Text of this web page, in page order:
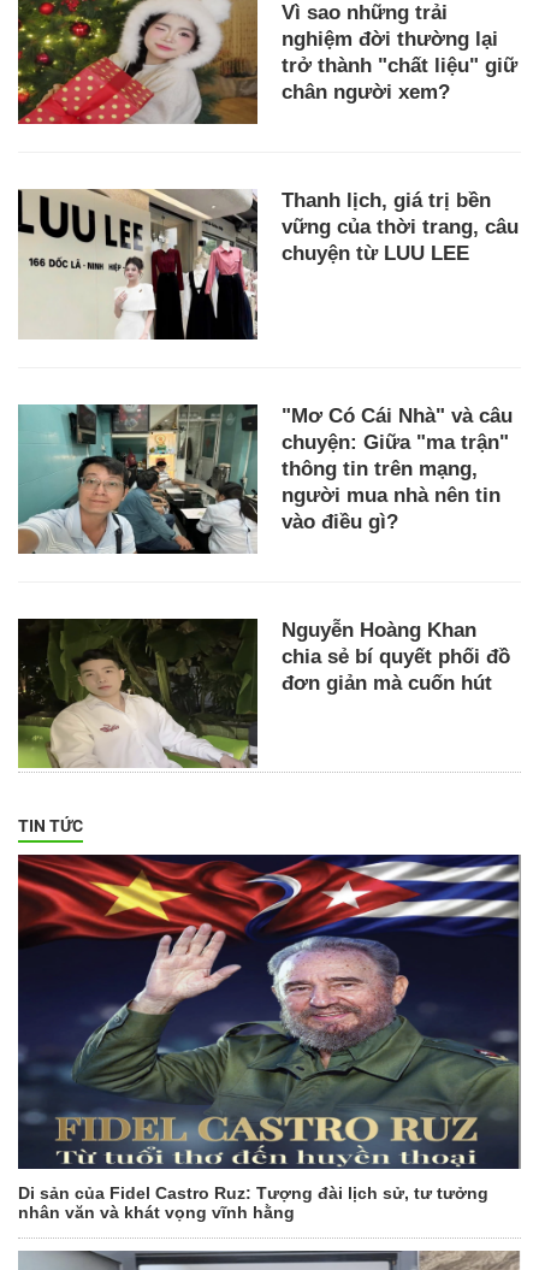
Vì sao những trải
nghiệm đời thường lại
trở thành "chất liệu" giữ
chân người xem?
Thanh lịch, giá trị bền
vững của thời trang, câu
chuyện từ LUU LEE
"Mơ Có Cái Nhà" và câu
chuyện: Giữa "ma trận"
thông tin trên mạng,
người mua nhà nên tin
vào điều gì?
Nguyễn Hoàng Khan
chia sẻ bí quyết phối đồ
đơn giản mà cuốn hút
TIN TỨC
Di sản của Fidel Castro Ruz: Tượng đài lịch sử, tư tưởng
nhân văn và khát vọng vĩnh hằng